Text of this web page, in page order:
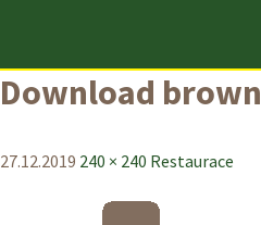
Download brown
27.12.2019 240 × 240 Restaurace